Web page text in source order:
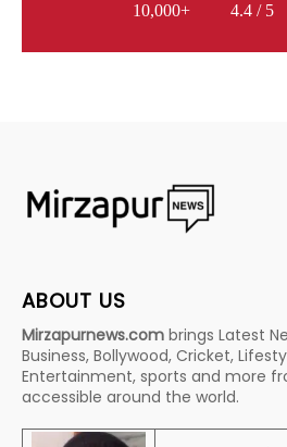
10,000+
4.4 / 5
ABOUT US
Mirzapurnews.com brings Latest
Business, Bollywood, Cricket,
Entertainment, sports and more
accessible around the world.